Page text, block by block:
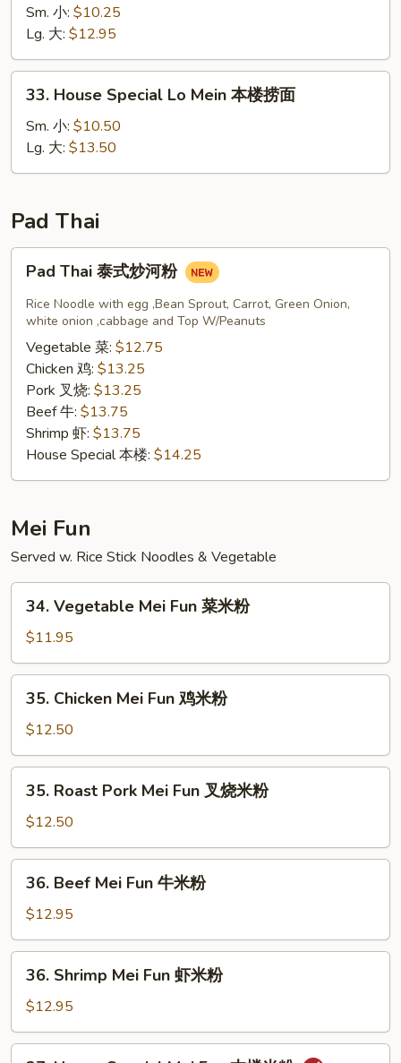
Lo
Mein
虾
捞
Sm. 小: $10.25
Lg. 大: $12.95
House
Special
Mein
楼
捞
面
33. House Special Lo Mein 本楼捞面
Sm. 小: $10.50
Lg. 大: $13.50
Pad Thai
ThaiPad Thai 泰式炒河粉
Rice Noodle with egg ,Bean Sprout, Carrot, Green Onion,
white onion ,cabbage and Top W/Peanuts
Vegetable 菜: $12.75
Chicken 鸡: $13.25
Pork 叉烧: $13.25
Beef 牛: $13.75
Shrimp 虾: $13.75
House Special 本楼: $14.25
Mei Fun
Served w. Rice Stick Noodles & Vegetable
Vegetable
Mei
Fun
菜
34. Vegetable Mei Fun 菜米粉
$11.95
Chicken
Mei
Fun
鸡
35. Chicken Mei Fun 鸡米粉
$12.50
Roast
Pork
Mei
Fun
粉
35. Roast Pork Mei Fun 叉烧米粉
$12.50
Beef
Mei
Fun
牛
36. Beef Mei Fun 牛米粉
$12.95
Shrimp
Mei
Fun
虾
36. Shrimp Mei Fun 虾米粉
$12.95